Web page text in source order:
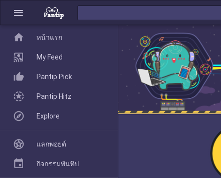
menu
home
Pantip Pick
home หน้าแรก
My Feed
Pantip Pick
Pantip Hitz
Explore
แลกพอยต์
กิจกรรมพันทิป